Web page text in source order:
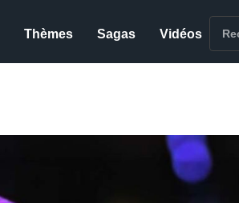
Thèmes Sagas Vidéos